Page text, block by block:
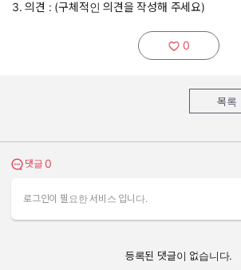
3. 의견 : (구체적인 의견을 작성해 주세요)
추천하기:
0
목록
댓글 보기
댓글 0
로그인이 필요한 서비스 입니다.
등록된 댓글이 없습니다.